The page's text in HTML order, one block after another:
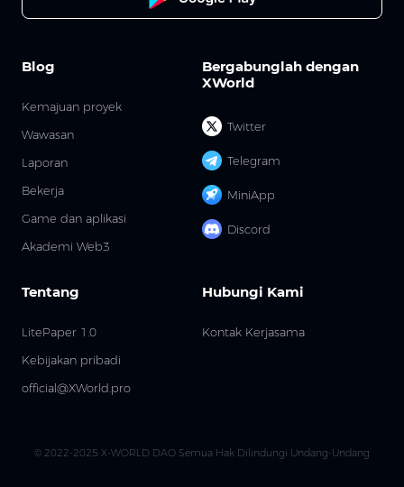
Bergabunglah dengan
XWorld
Twitter
Telegram
MiniApp
Discord
Blog
Kemajuan proyek
Wawasan
Laporan
Bekerja
Game dan aplikasi
Akademi Web3
Tentang
LitePaper 1.0
Kebijakan pribadi
official@XWorld.pro
Hubungi Kami
Kontak Kerjasama
© 2022-2025 X-WORLD DAO Semua Hak Dilindungi Undang-Undang